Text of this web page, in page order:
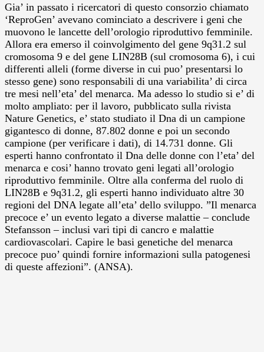
Gia’ in passato i ricercatori di questo consorzio chiamato
‘ReproGen’ avevano cominciato a descrivere i geni che
muovono le lancette dell’orologio riproduttivo femminile.
Allora era emerso il coinvolgimento del gene 9q31.2 sul
cromosoma 9 e del gene LIN28B (sul cromosoma 6), i cui
differenti alleli (forme diverse in cui puo’ presentarsi lo
stesso gene) sono responsabili di una variabilita’ di circa
tre mesi nell’eta’ del menarca. Ma adesso lo studio si e’ di
molto ampliato: per il lavoro, pubblicato sulla rivista
Nature Genetics, e’ stato studiato il Dna di un campione
gigantesco di donne, 87.802 donne e poi un secondo
campione (per verificare i dati), di 14.731 donne. Gli
esperti hanno confrontato il Dna delle donne con l’eta’ del
menarca e cosi’ hanno trovato geni legati all’orologio
riproduttivo femminile. Oltre alla conferma del ruolo di
LIN28B e 9q31.2, gli esperti hanno individuato altre 30
regioni del DNA legate all’eta’ dello sviluppo. ”Il menarca
precoce e’ un evento legato a diverse malattie – conclude
Stefansson – inclusi vari tipi di cancro e malattie
cardiovascolari. Capire le basi genetiche del menarca
precoce puo’ quindi fornire informazioni sulla patogenesi
di queste affezioni”. (ANSA).